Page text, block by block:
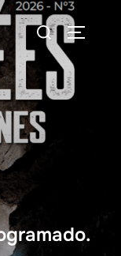
Buscar: